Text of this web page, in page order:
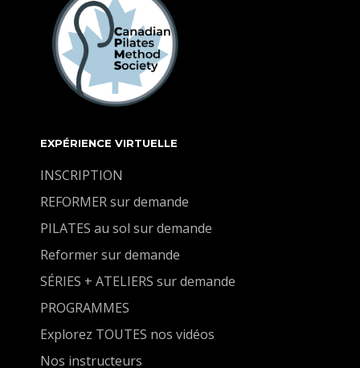
EXPÉRIENCE VIRTUELLE
INSCRIPTION
REFORMER sur demande
PILATES au sol sur demande
Reformer sur demande
SÉRIES + ATELIERS sur demande
PROGRAMMES
Explorez TOUTES nos vidéos
Nos instructeurs